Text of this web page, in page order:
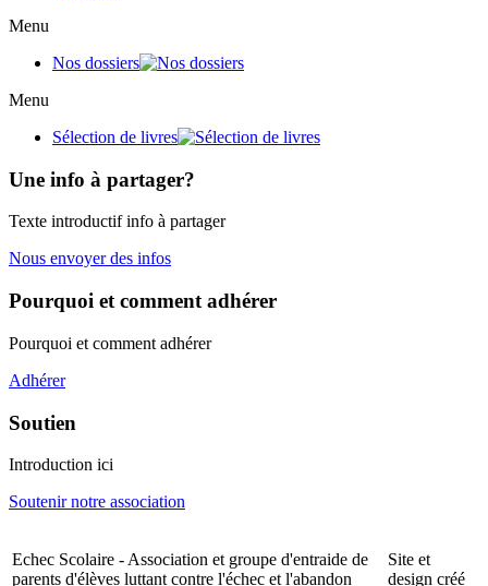
Menu
Nos dossiers
Menu
Sélection de livres
Une info à partager?
Texte introductif info à partager
Nous envoyer des infos
Pourquoi et comment adhérer
Pourquoi et comment adhérer
Adhérer
Soutien
Introduction ici
Soutenir notre association
Echec Scolaire - Association et groupe d'entraide de
parents d'élèves luttant contre l'échec et l'abandon
Site et
design créé